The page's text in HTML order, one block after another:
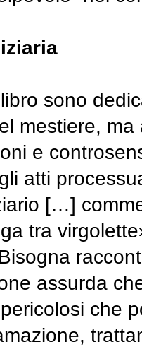
sono
mestiere,
e
atti
[…]
tra
assurda
pericolosi che